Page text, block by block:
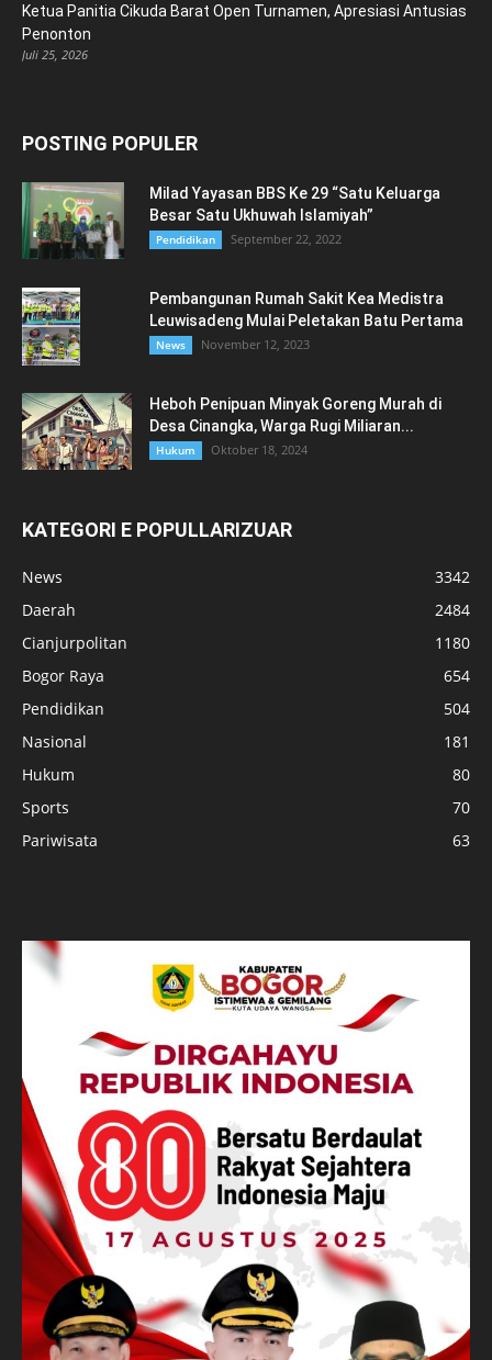
Ketua Panitia Cikuda Barat Open Turnamen, Apresiasi Antusias
Penonton
Juli 25, 2026
POSTING POPULER
Milad Yayasan BBS Ke 29 “Satu Keluarga
Besar Satu Ukhuwah Islamiyah”
Pendidikan September 22, 2022
Pembangunan Rumah Sakit Kea Medistra
Leuwisadeng Mulai Peletakan Batu Pertama
News November 12, 2023
Heboh Penipuan Minyak Goreng Murah di
Desa Cinangka, Warga Rugi Miliaran...
Hukum Oktober 18, 2024
KATEGORI E POPULLARIZUAR
News
3342
Daerah
2484
Cianjurpolitan
1180
Bogor Raya
654
Pendidikan
504
Nasional
181
Hukum
80
Sports
70
Pariwisata
63